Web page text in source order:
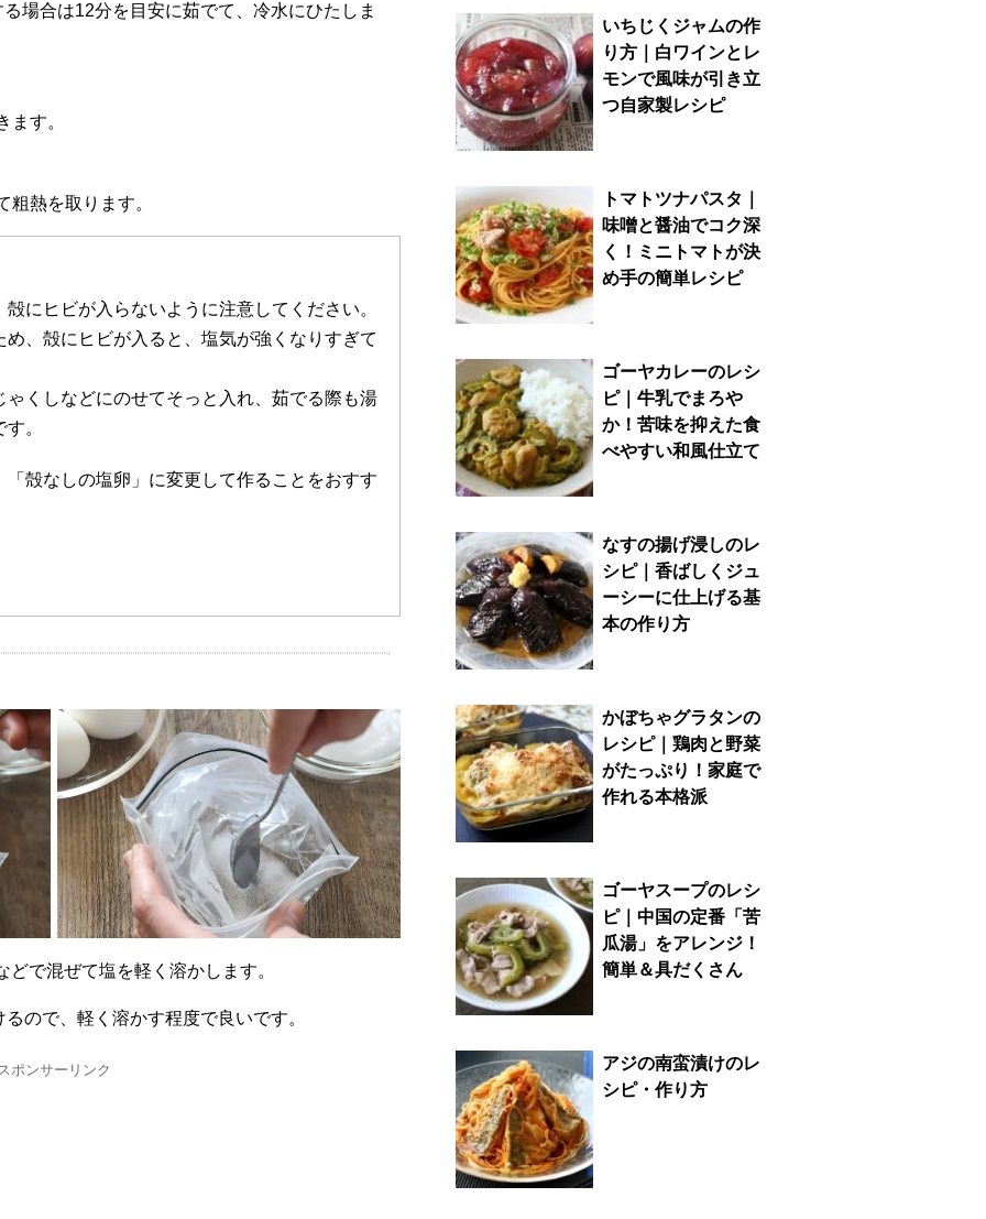
場合は12分を目安に茹でて、冷水にひたしま
ます。
熱を取ります。
にヒビが入らないように注意してください。
、殻にヒビが入ると、塩気が強くなりすぎて
くしなどにのせてそっと入れ、茹でる際も湯
。
殻なしの塩卵」に変更して作ることをおすす
どで混ぜて塩を軽く溶かします。
ので、軽く溶かす程度で良いです。
ポンサーリンク
いちじくジャムの作
り方｜白ワインとレ
モンで風味が引き立
つ自家製レシピ
トマトツナパスタ｜
味噌と醤油でコク深
く！ミニトマトが決
め手の簡単レシピ
ゴーヤカレーのレシ
ピ｜牛乳でまろや
か！苦味を抑えた食
べやすい和風仕立て
なすの揚げ浸しのレ
シピ｜香ばしくジュ
ーシーに仕上げる基
本の作り方
かぼちゃグラタンの
レシピ｜鶏肉と野菜
がたっぷり！家庭で
作れる本格派
ゴーヤスープのレシ
ピ｜中国の定番「苦
瓜湯」をアレンジ！
簡単＆具だくさん
アジの南蛮漬けのレ
シピ・作り方